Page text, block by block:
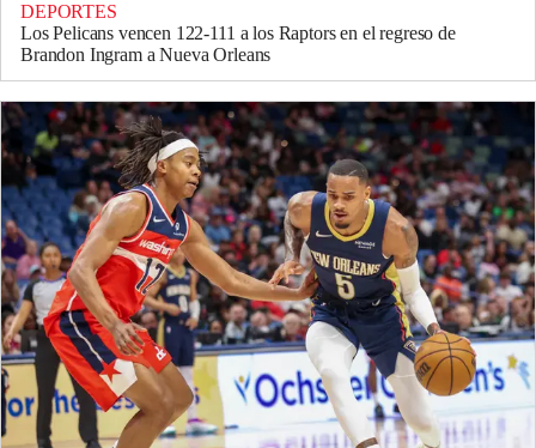
DEPORTES
Los Pelicans vencen 122-111 a los Raptors en el regreso de
Brandon Ingram a Nueva Orleans